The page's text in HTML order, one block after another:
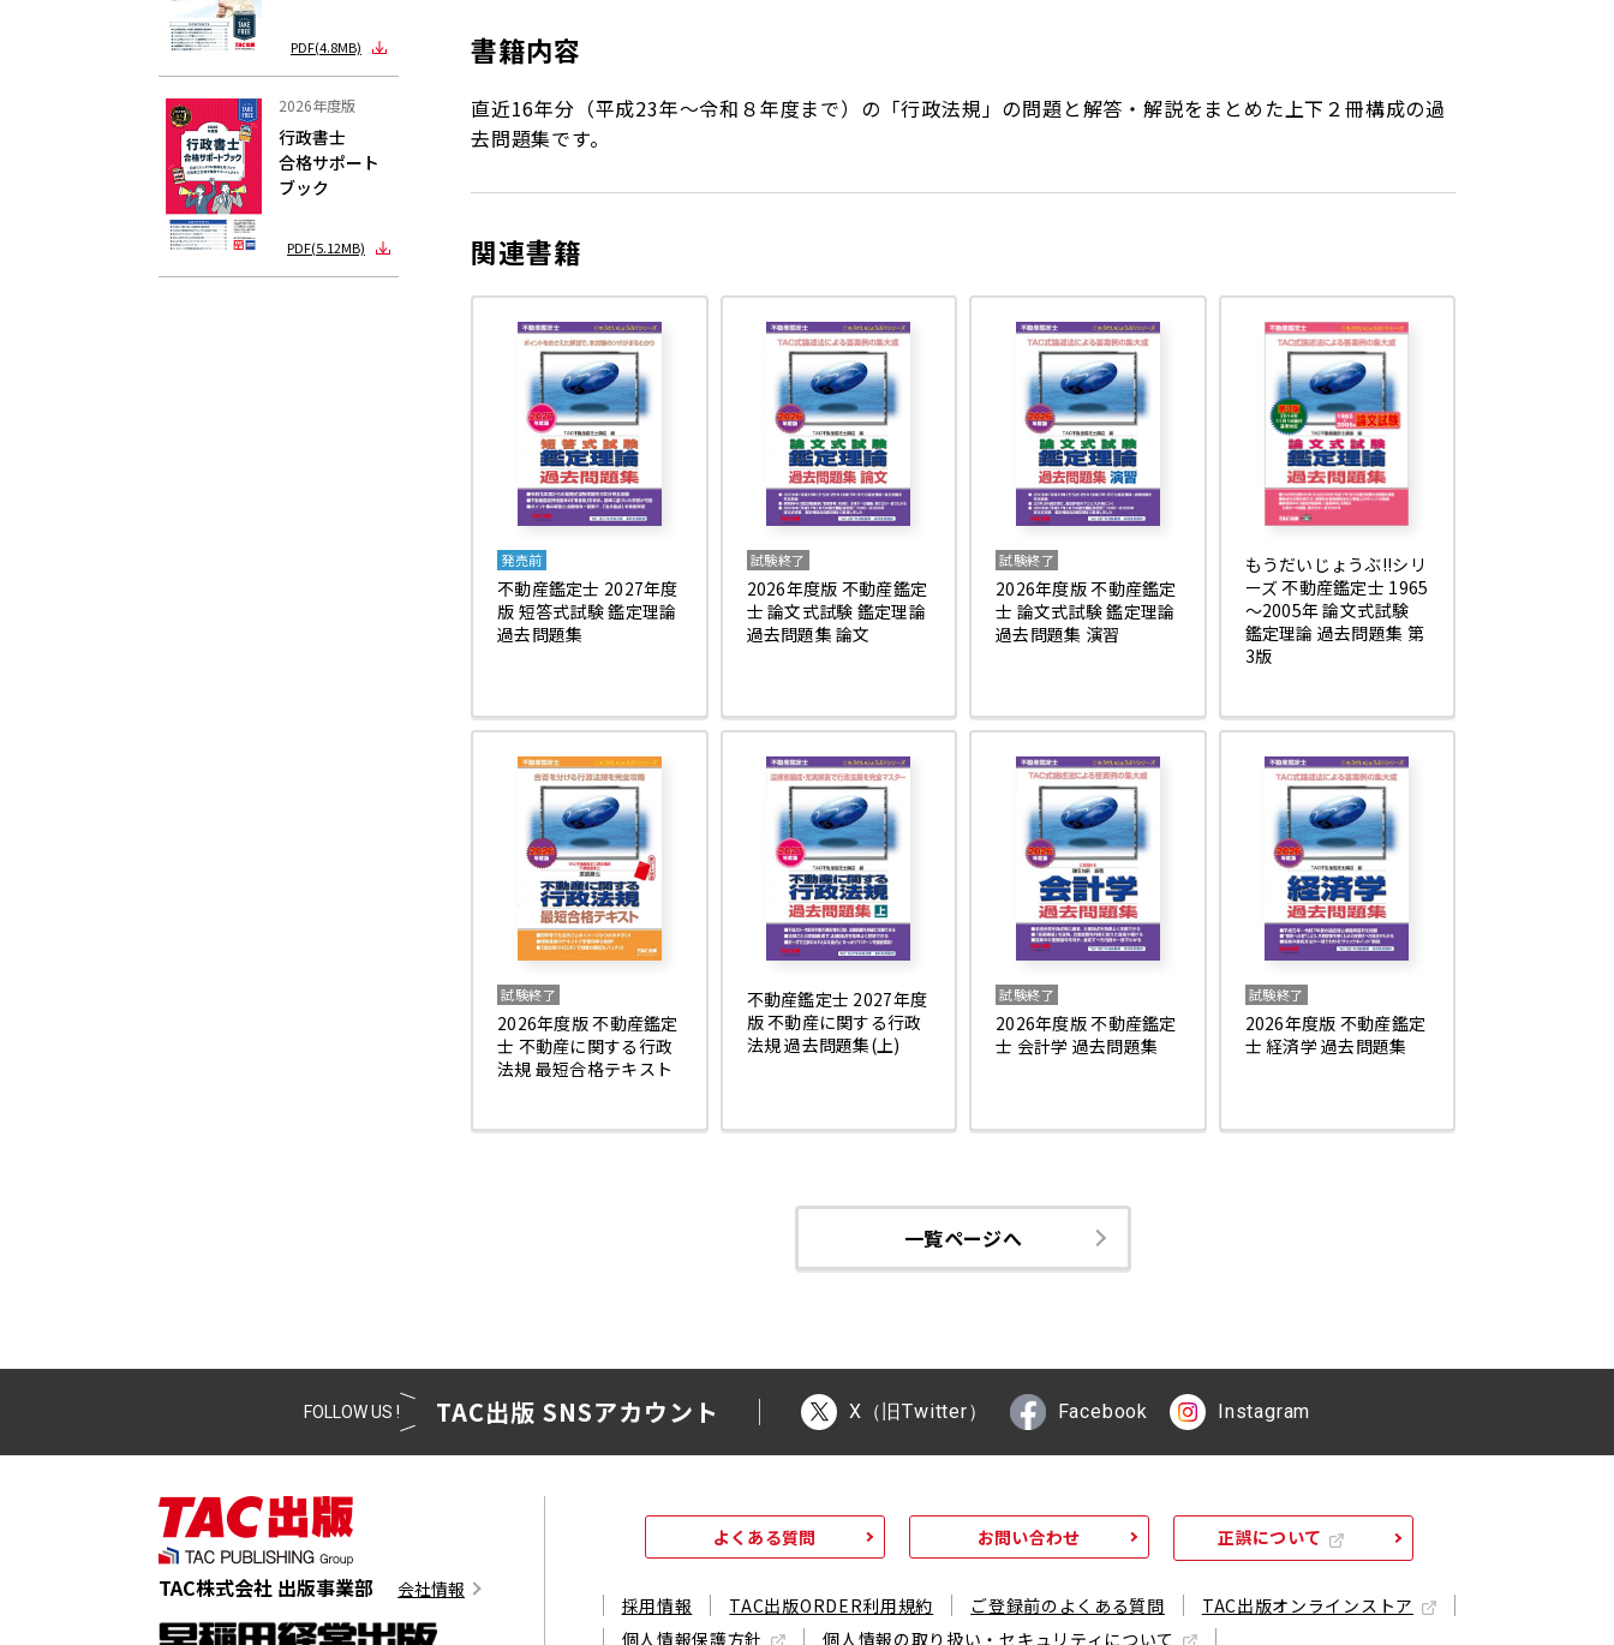
PDF(4.8MB)
2026年度版
行政書士
合格サポート
ブック
PDF(5.12MB)
書籍内容
直近16年分（平成23年～令和８年度まで）の「行政法規」の問題と解答・解説をまとめた上下２冊構成の過
去問題集です。
関連書籍
発売前
不動産鑑定士 2027年度
版 短答式試験 鑑定理論
過去問題集
試験終了
2026年度版 不動産鑑定
士 論文式試験 鑑定理論
過去問題集 論文
試験終了
2026年度版 不動産鑑定
士 論文式試験 鑑定理論
過去問題集 演習
もうだいじょうぶ!!シリ
ーズ 不動産鑑定士 1965
～2005年 論文式試験
鑑定理論 過去問題集 第
3版
試験終了
2026年度版 不動産鑑定
士 不動産に関する行政
法規 最短合格テキスト
不動産鑑定士 2027年度
版 不動産に関する行政
法規 過去問題集(上)
試験終了
2026年度版 不動産鑑定
士 会計学 過去問題集
試験終了
2026年度版 不動産鑑定
士 経済学 過去問題集
一覧ページへ
FOLLOW US ! TAC出版 SNSアカウント X（旧Twitter） Facebook Instagram
TAC株式会社 出版事業部 会社情報
よくある質問 お問い合わせ 正誤について
採用情報 TAC出版ORDER利用規約 ご登録前のよくある質問
TAC出版オンラインストア
個人情報保護方針
個人情報の取り扱い・セキュリティについて